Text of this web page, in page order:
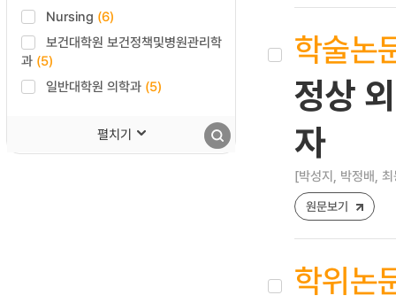
Nursing (6)
보건대학원 보건정책및병원관리학
과 (5)
일반대학원 의학과 (5)
펼치기
학술논
정상
자
[박성지, 박정배,
원문보기
학위논